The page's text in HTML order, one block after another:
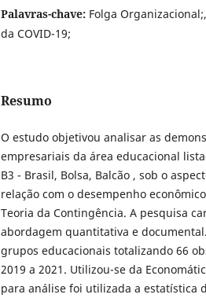
Palavras-chave: Folga
da COVID-19;
Resumo
O estudo objetivou analisar as
empresariais da área educacional
B3 - Brasil, Bolsa, Balcão , sob o
relação com o desempenho
Teoria da Contingência. A pesquisa
abordagem quantitativa e
grupos educacionais totalizando 66
2019 a 2021. Utilizou-se da
para análise foi utilizada a estatística